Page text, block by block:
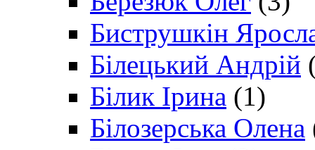
Биструшкін
Білецький Андрій
Білик Ірина (1)
Білозерська Олена